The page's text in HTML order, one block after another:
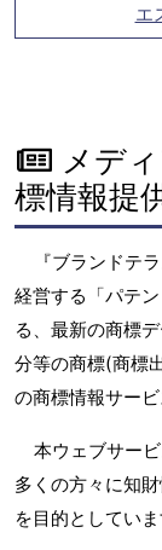
エ
メデ
標情報提
『ブランドテ
経営する「パテ
る、最新の商標
分等の商標(商標
の商標情報サービ
本ウェブサー
多くの方々に知
を目的としていま